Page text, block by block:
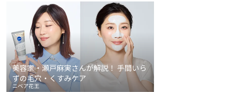
美容家・瀬戸麻実さんが解説！ 手間いら
ずの毛穴・くすみケア
ニベア花王